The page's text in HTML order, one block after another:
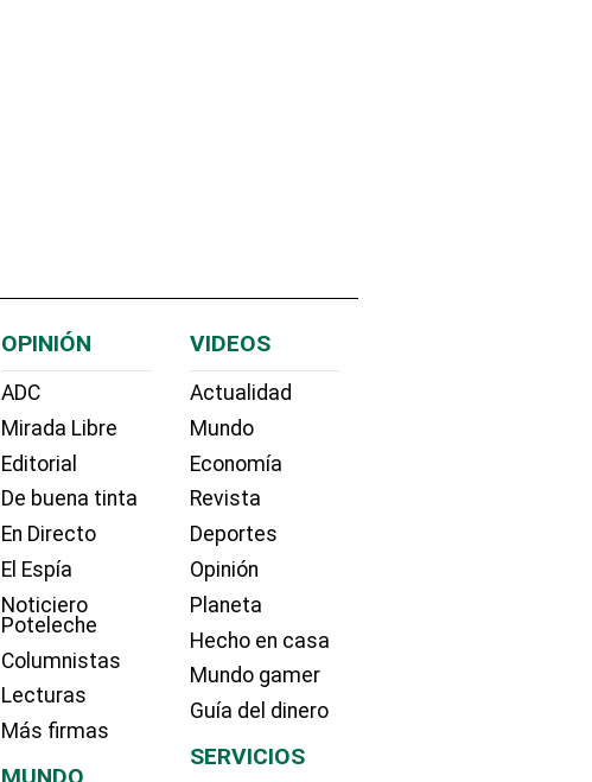
OPINIÓN
ADC
Mirada Libre
Editorial
De buena tinta
En Directo
El Espía
Noticiero
Poteleche
Columnistas
Lecturas
Más firmas
VIDEOS
Actualidad
Mundo
Economía
Revista
Deportes
Opinión
Planeta
Hecho en casa
Mundo gamer
Guía del dinero
SERVICIOS